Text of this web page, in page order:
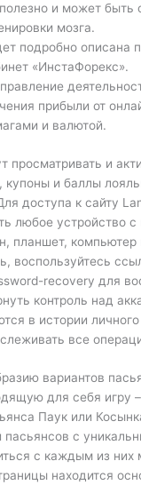
и может быть
мозга.
подробно описана
«ИнстаФорекс».
прибыли от
и валютой.
просматривать и
купоны и баллы
доступа к сайту
любое устройство
планшет, компьютер
воспользуйтесь
recovery для
контроль над
в истории
все
вариантов
для себя игру
Паук или
пасьянсов с
с каждым из
находится